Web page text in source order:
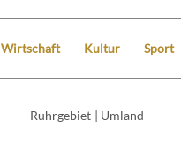
Wirtschaft Kultur Sport
Ruhrgebiet | Umland